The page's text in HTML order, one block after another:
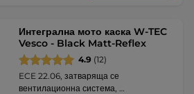
Интегрална мото каска W-TEC
Vesco - Black Matt-Reflex
4.9 (12)
ECE 22.06, затваряща се
вентилационна система, …